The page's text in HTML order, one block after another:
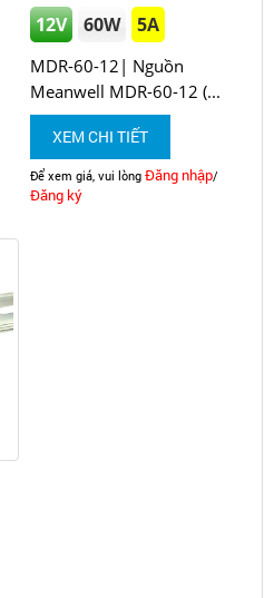
12V 60W 5A
MDR-60-12| Nguồn
Meanwell MDR-60-12 (...
XEM CHI TIẾT
Để xem giá, vui lòng Đăng nhập/
Đăng ký